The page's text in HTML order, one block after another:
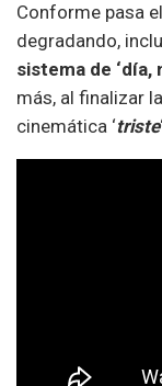
Conforme pasa
degradando,
sistema de
más, al finalizar
cinemática ‘triste